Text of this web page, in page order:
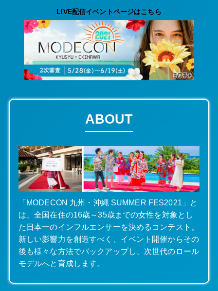
LIVE配信イベントページはこちら
ABOUT
「MODECON 九州・沖縄 SUMMER FES2021」と
は、全国在住の16歳～35歳までの女性を対象とし
た日本一のインフルエンサーを決めるコンテスト。
新しい影響力を創造すべく、イベント開催からその
後も様々な方法でバックアップし、次世代のロール
モデルへと育成します。